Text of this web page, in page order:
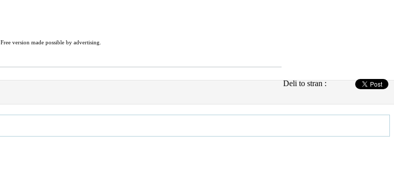
Free version made possible by advertising.
Deli to stran :